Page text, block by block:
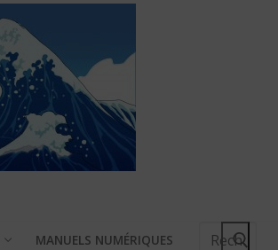
MANUELS NUMÉRIQUES
Rechercher